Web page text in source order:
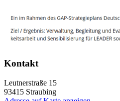
Kontakt
Leutnerstraße 15
93415 Straubing